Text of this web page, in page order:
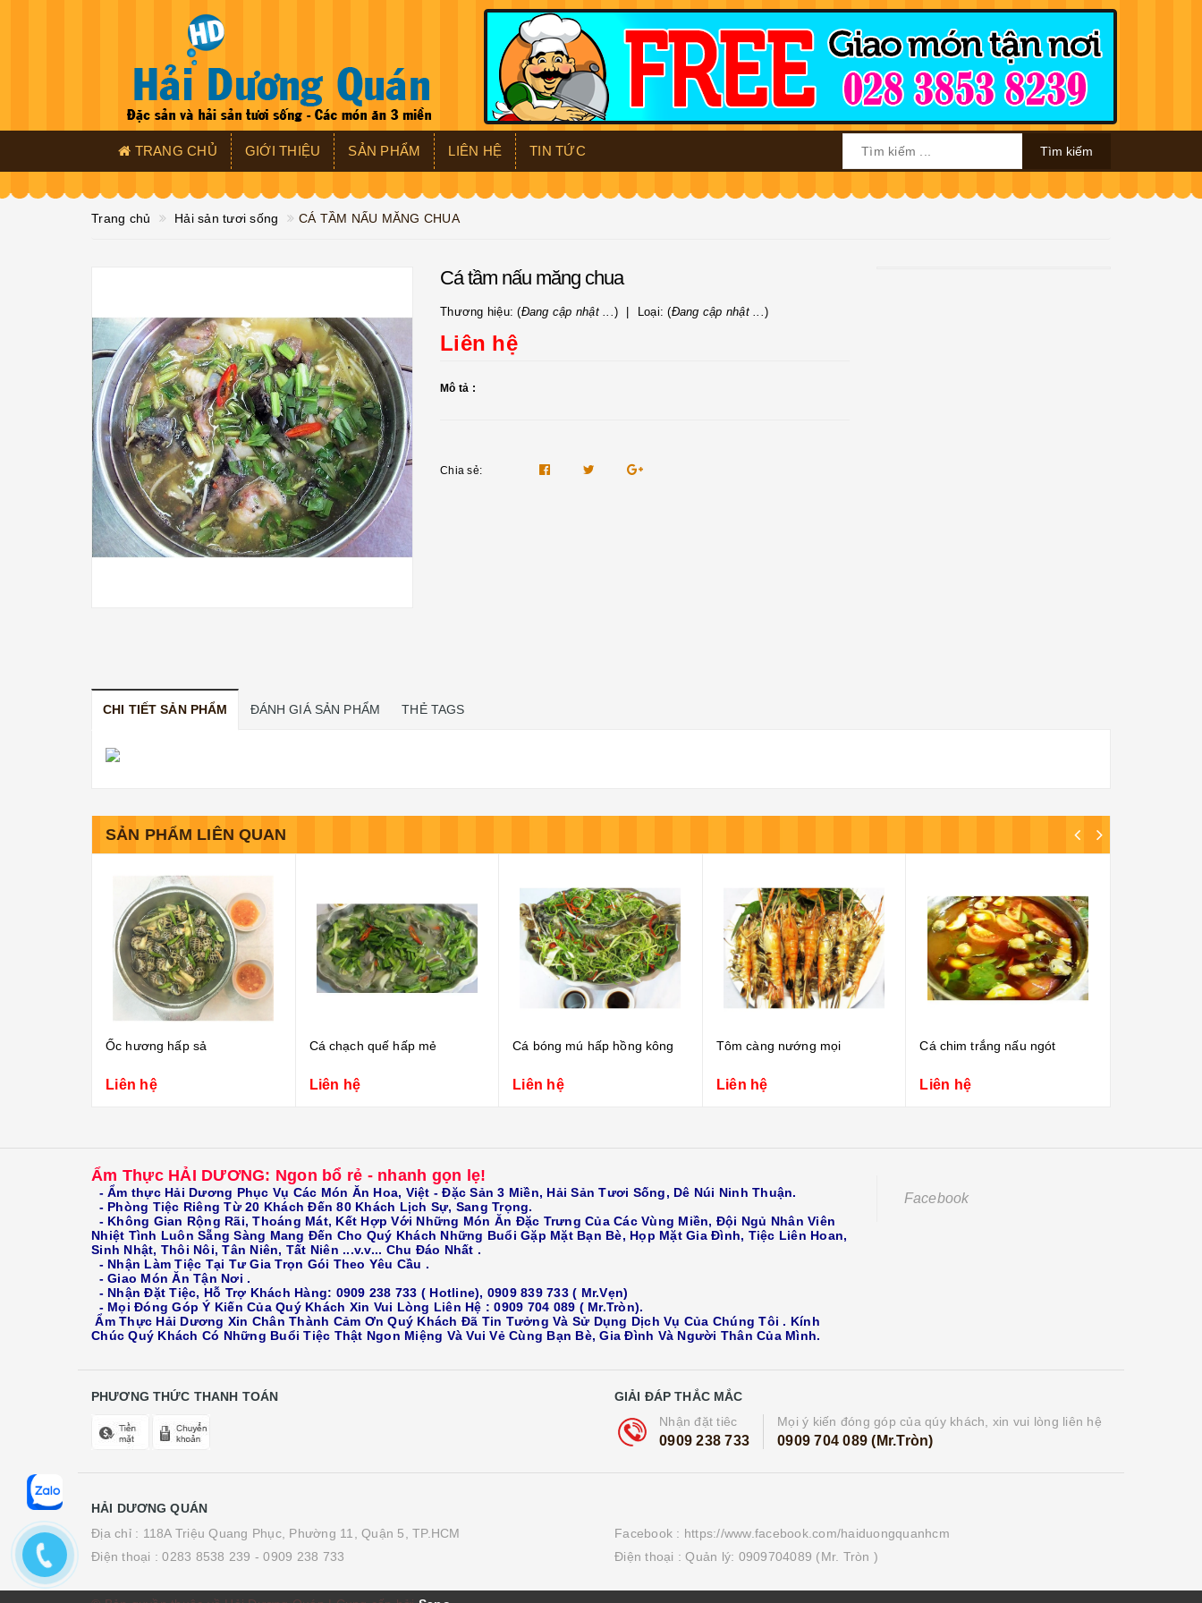
TRANG CHỦ GIỚI THIỆU SẢN PHẨM LIÊN HỆ TIN TỨC
Trang chủ Hải sản tươi sống CÁ TẦM NẤU MĂNG CHUA
Cá tầm nấu măng chua
Thương hiệu: (Đang cập nhật ...) Loại: (Đang cập nhật ...)
Liên hệ
Mô tả :
Chia sẻ:
CHI TIẾT SẢN PHẨM ĐÁNH GIÁ SẢN PHẨM THẺ TAGS
SẢN PHẨM LIÊN QUAN
Cá chạch quế hấp mẻ
Liên hệ
Cá bóng mú hấp hồng kông
Liên hệ
Tôm càng nướng mọi
Liên hệ
Cá chim trắng nấu ngót
Liên hệ
Cá chim trắng hấp hồng kông
Liên hệ
Ẩm Thực HẢI DƯƠNG: Ngon bổ rẻ - nhanh gọn lẹ!
- Ẩm thực Hải Dương Phục Vụ Các Món Ăn Hoa, Việt - Đặc Sản 3 Miền, Hải Sản Tươi Sống, Dê Núi Ninh Thuận.
- Phòng Tiệc Riêng Từ 20 Khách Đến 80 Khách Lịch Sự, Sang Trọng.
- Không Gian Rộng Rãi, Thoáng Mát, Kết Hợp Với Những Món Ăn Đặc Trưng Của Các Vùng Miền, Đội Ngủ Nhân Viên
Nhiệt Tình Luôn Sẵng Sàng Mang Đến Cho Quý Khách Những Buổi Gặp Mặt Bạn Bè, Họp Mặt Gia Đình, Tiệc Liên Hoan,
Sinh Nhật, Thôi Nôi, Tân Niên, Tất Niên ...v.v... Chu Đáo Nhất .
- Nhận Làm Tiệc Tại Tư Gia Trọn Gói Theo Yêu Cầu .
- Giao Món Ăn Tận Nơi .
- Nhận Đặt Tiệc, Hỗ Trợ Khách Hàng: 0909 238 733 ( Hotline), 0909 839 733 ( Mr.Vẹn)
- Mọi Đóng Góp Ý Kiến Của Quý Khách Xin Vui Lòng Liên Hệ : 0909 704 089 ( Mr.Tròn).
Ẩm Thực Hải Dương Xin Chân Thành Cảm Ơn Quý Khách Đã Tin Tưởng Và Sử Dụng Dịch Vụ Của Chúng Tôi . Kính
Chúc Quý Khách Có Những Buổi Tiệc Thật Ngon Miệng Và Vui Vẻ Cùng Bạn Bè, Gia Đình Và Người Thân Của Mình.
Facebook
PHƯƠNG THỨC THANH TOÁN
GIẢI ĐÁP THẮC MẮC
Nhận đặt tiêc
0909 238 733
Mọi ý kiến đóng góp của qúy khách, xin vui lòng liên hệ
0909 704 089 (Mr.Tròn)
HẢI DƯƠNG QUÁN
Địa chỉ : 118A Triệu Quang Phục, Phường 11, Quận 5, TP.HCM
Điện thoại :0283 8538 239 - 0909 238 733
Facebook : https://www.facebook.com/haiduongquanhcm
Điện thoại :Quản lý: 0909704089 (Mr. Tròn )